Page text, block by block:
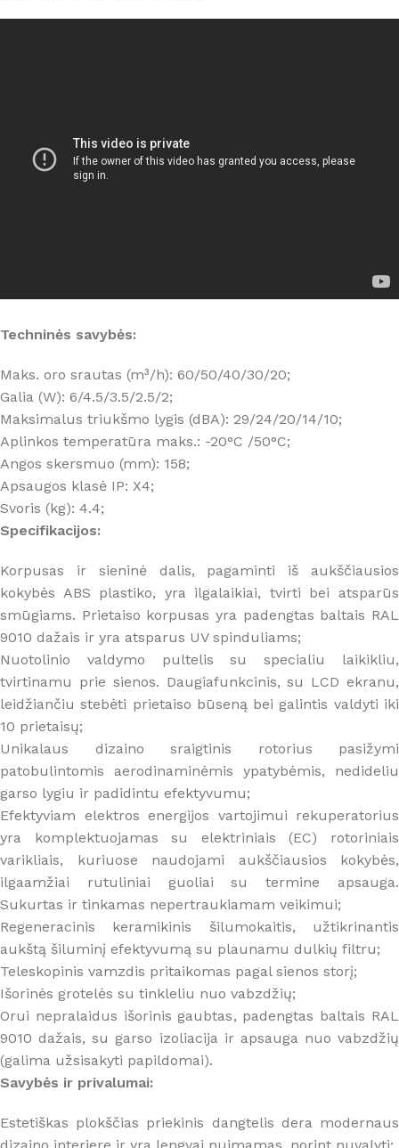
Techninės savybės:
Maks. oro srautas (m³/h): 60/50/40/30/20;
Galia (W): 6/4.5/3.5/2.5/2;
Maksimalus triukšmo lygis (dBA): 29/24/20/14/10;
Aplinkos temperatūra maks.: -20°C /50°C;
Angos skersmuo (mm): 158;
Apsaugos klasė IP: X4;
Svoris (kg): 4.4;
Specifikacijos:
Korpusas ir sieninė dalis, pagaminti iš aukščiausios
kokybės ABS plastiko, yra ilgalaikiai, tvirti bei atsparūs
smūgiams. Prietaiso korpusas yra padengtas baltais RAL
9010 dažais ir yra atsparus UV spinduliams;
Nuotolinio valdymo pultelis su specialiu laikikliu,
tvirtinamu prie sienos. Daugiafunkcinis, su LCD ekranu,
leidžiančiu stebėti prietaiso būseną bei galintis valdyti iki
10 prietaisų;
Unikalaus dizaino sraigtinis rotorius pasižymi
patobulintomis aerodinaminėmis ypatybėmis, nedideliu
garso lygiu ir padidintu efektyvumu;
Efektyviam elektros energijos vartojimui rekuperatorius
yra komplektuojamas su elektriniais (EC) rotoriniais
varikliais, kuriuose naudojami aukščiausios kokybės,
ilgaamžiai rutuliniai guoliai su termine apsauga.
Sukurtas ir tinkamas nepertraukiamam veikimui;
Regeneracinis keramikinis šilumokaitis, užtikrinantis
aukštą šiluminį efektyvumą su plaunamu dulkių filtru;
Teleskopinis vamzdis pritaikomas pagal sienos storį;
Išorinės grotelės su tinkleliu nuo vabzdžių;
Orui nepralaidus išorinis gaubtas, padengtas baltais RAL
9010 dažais, su garso izoliacija ir apsauga nuo vabzdžių
(galima užsisakyti papildomai).
Savybės ir privalumai:
Estetiškas plokščias priekinis dangtelis dera modernaus